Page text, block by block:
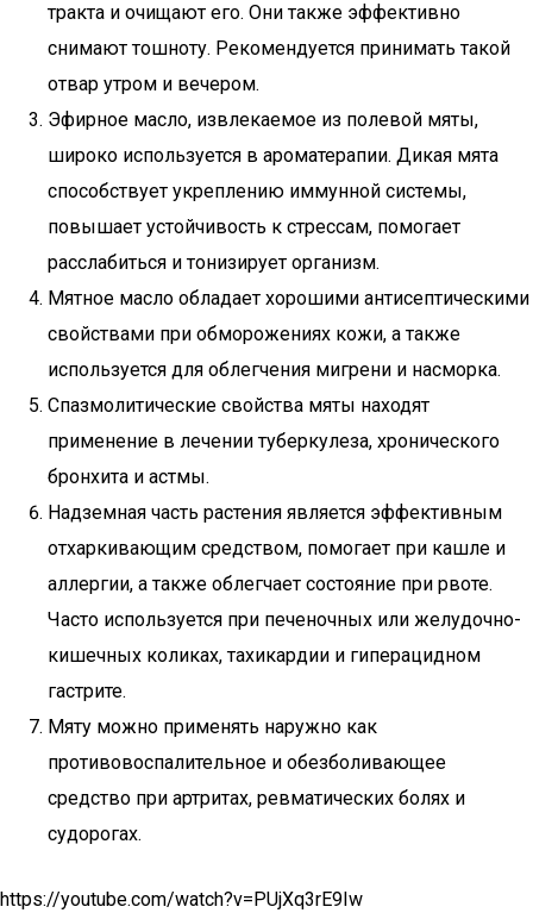
тракта и очищают его. Они также эффективно
снимают тошноту. Рекомендуется принимать такой
отвар утром и вечером.
Эфирное масло, извлекаемое из полевой мяты,
широко используется в ароматерапии. Дикая мята
способствует укреплению иммунной системы,
повышает устойчивость к стрессам, помогает
расслабиться и тонизирует организм.
Мятное масло обладает хорошими антисептическими
свойствами при обморожениях кожи, а также
используется для облегчения мигрени и насморка.
Спазмолитические свойства мяты находят
применение в лечении туберкулеза, хронического
бронхита и астмы.
Надземная часть растения является эффективным
отхаркивающим средством, помогает при кашле и
аллергии, а также облегчает состояние при рвоте.
Часто используется при печеночных или желудочно-
кишечных коликах, тахикардии и гиперацидном
гастрите.
Мяту можно применять наружно как
противовоспалительное и обезболивающее
средство при артритах, ревматических болях и
судорогах.
https://youtube.com/watch?v=PUjXq3rE9Iw